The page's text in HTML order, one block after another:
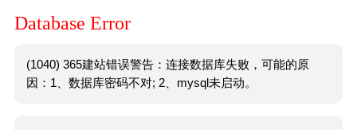
Database Error
(1040) 365建站错误警告：连接数据库失败，可能的原
因：1、数据库密码不对; 2、mysql未启动。